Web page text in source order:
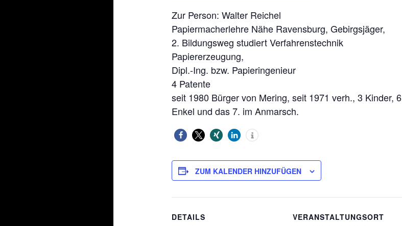
Zur Person: Walter Reichel
Papiermacherlehre Nähe Ravensburg, Gebirgsjäger,
2. Bildungsweg studiert Verfahrenstechnik
Papiererzeugung,
Dipl.-Ing. bzw. Papieringenieur
4 Patente
seit 1980 Bürger von Mering, seit 1971 verh., 3 Kinder, 6
Enkel und das 7. im Anmarsch.
ZUM KALENDER HINZUFÜGEN
DETAILS
VERANSTALTUNGSORT